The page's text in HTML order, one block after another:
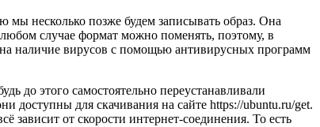
мы несколько позже будем записывать образ. Она
случае формат можно поменять, поэтому, в
наличие вирусов с помощью антивирусных программ
до этого самостоятельно переустанавливали
доступны для скачивания на сайте https://ubuntu.ru/get.
зависит от скорости интернет-соединения. То есть